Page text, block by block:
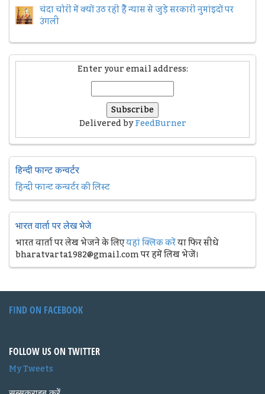
चंदा चोरी में क्यों उठ रही हैैं न्यास से जुड़े सरकारी नुमांइदों पर
उंगली
Enter your email address:
Delivered byFeedBurner
हिन्दी फान्ट कन्वर्टर
हिन्दी फान्ट कन्वर्टर की लिस्ट
भारत वार्ता पर लेख भेजे
भारत वार्ता पर लेख भेजने के लिएयहां क्लिक करेंया फिर सीधे
bharatvarta1982@gmail.com पर हमें लिख भेजें।
FIND ON FACEBOOK
FOLLOW US ON TWITTER
My Tweets